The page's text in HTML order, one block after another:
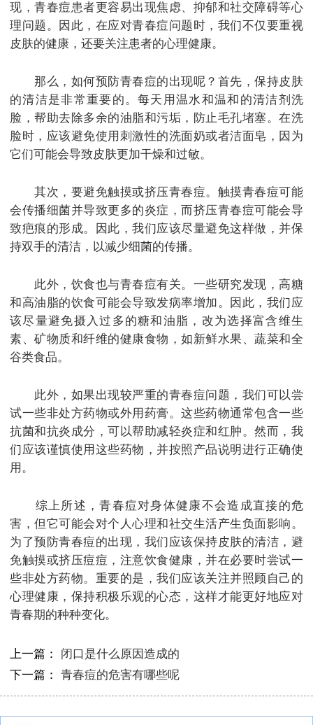
现，青春痘患者更容易出现焦虑、抑郁和社交障碍等心
理问题。因此，在应对青春痘问题时，我们不仅要重视
皮肤的健康，还要关注患者的心理健康。
那么，如何预防青春痘的出现呢？首先，保持皮肤
的清洁是非常重要的。每天用温水和温和的清洁剂洗
脸，帮助去除多余的油脂和污垢，防止毛孔堵塞。在洗
脸时，应该避免使用刺激性的洗面奶或者洁面皂，因为
它们可能会导致皮肤更加干燥和过敏。
其次，要避免触摸或挤压青春痘。触摸青春痘可能
会传播细菌并导致更多的炎症，而挤压青春痘可能会导
致疤痕的形成。因此，我们应该尽量避免这样做，并保
持双手的清洁，以减少细菌的传播。
此外，饮食也与青春痘有关。一些研究发现，高糖
和高油脂的饮食可能会导致发病率增加。因此，我们应
该尽量避免摄入过多的糖和油脂，改为选择富含维生
素、矿物质和纤维的健康食物，如新鲜水果、蔬菜和全
谷类食品。
此外，如果出现较严重的青春痘问题，我们可以尝
试一些非处方药物或外用药膏。这些药物通常包含一些
抗菌和抗炎成分，可以帮助减轻炎症和红肿。然而，我
们应该谨慎使用这些药物，并按照产品说明进行正确使
用。
综上所述，青春痘对身体健康不会造成直接的危
害，但它可能会对个人心理和社交生活产生负面影响。
为了预防青春痘的出现，我们应该保持皮肤的清洁，避
免触摸或挤压痘痘，注意饮食健康，并在必要时尝试一
些非处方药物。重要的是，我们应该关注并照顾自己的
心理健康，保持积极乐观的心态，这样才能更好地应对
青春期的种种变化。
上一篇： 闭口是什么原因造成的
下一篇： 青春痘的危害有哪些呢